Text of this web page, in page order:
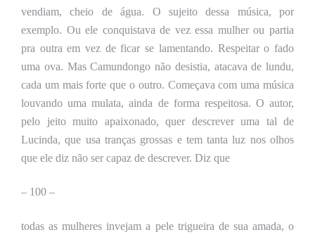
vendiam, cheio de água. O sujeito dessa música, por
exemplo. Ou ele conquistava de vez essa mulher ou partia
pra outra em vez de ficar se lamentando. Respeitar o fado
uma ova. Mas Camundongo não desistia, atacava de lundu,
cada um mais forte que o outro. Começava com uma música
louvando uma mulata, ainda de forma respeitosa. O autor,
pelo jeito muito apaixonado, quer descrever uma tal de
Lucinda, que usa tranças grossas e tem tanta luz nos olhos
que ele diz não ser capaz de descrever. Diz que
– 100 –
todas as mulheres invejam a pele trigueira de sua amada, o